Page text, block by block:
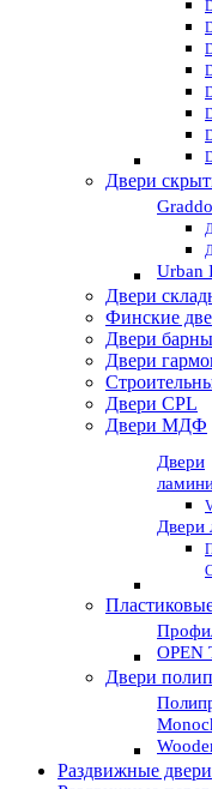
Двери
Urban
Двери
Финские
Двери
Двери
Двери CРL
Двери МДФ
Двери
Двери
OPEN
Двери
Раздвижные двери